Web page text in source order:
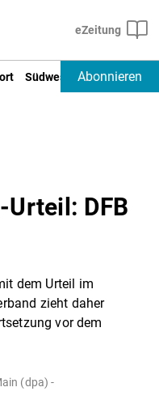
Südwest Deutschland
Abonnieren
DFB
dem Urteil im
zieht daher
vor dem
(dpa) -